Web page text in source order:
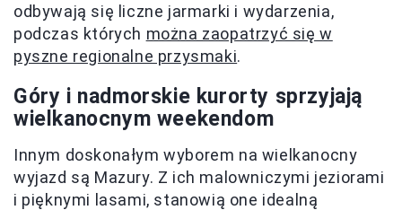
odbywają się liczne jarmarki i wydarzenia,
podczas których można zaopatrzyć się w
pyszne regionalne przysmaki.
Góry i nadmorskie kurorty sprzyjają
wielkanocnym weekendom
Innym doskonałym wyborem na wielkanocny
wyjazd są Mazury. Z ich malowniczymi jeziorami
i pięknymi lasami, stanowią one idealną